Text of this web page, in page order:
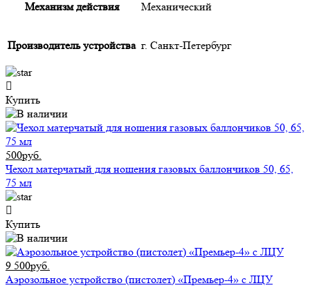
Механизм действия Механический
Производитель устройства г. Санкт-Петербург
Купить
500руб.
Чехол матерчатый для ношения газовых баллончиков 50, 65,
75 мл
Купить
9 500руб.
Аэрозольное устройство (пистолет) «Премьер-4» с ЛЦУ